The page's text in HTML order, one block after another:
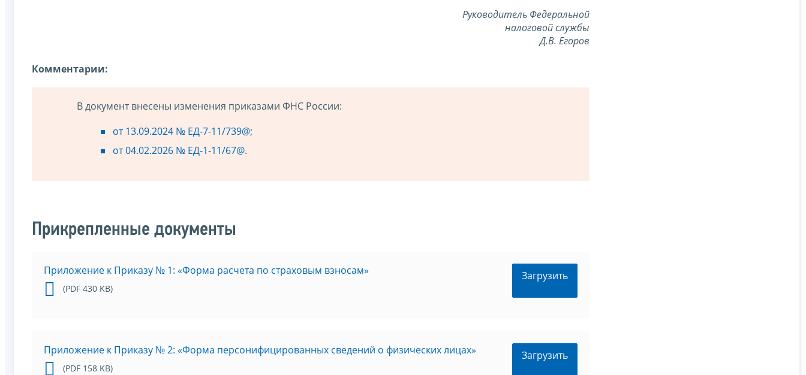
Руководитель Федеральной
налоговой службы
Д.В. Егоров
Комментарии:
В документ внесены изменения приказами ФНС России:
от 13.09.2024 № ЕД-7-11/739@;
от 04.02.2026 № ЕД-1-11/67@.
Прикрепленные документы
Приложение к Приказу № 1: «Форма расчета по страховым взносам»
(PDF 430 KB)
Загрузить
Приложение к Приказу № 2: «Форма персонифицированных сведений о физических лицах»
(PDF 158 KB)
Загрузить